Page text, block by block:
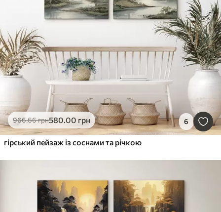
966.66грн580.00 грн 6
гірський пейзаж із соснами та річкою